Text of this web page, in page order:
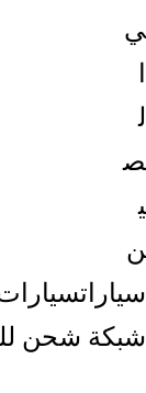
سياراتسيارات
شبكة شحن